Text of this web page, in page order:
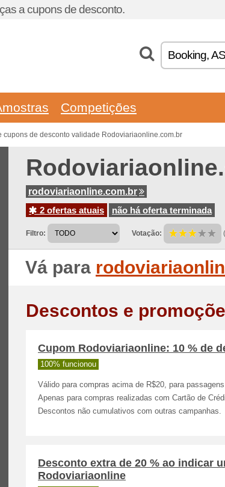
a cupons de desconto.
Competições
cupons de desconto validade Rodoviariaonline.com.br
rodoviariaonline.com.br
2 ofertas atuais
não há oferta terminada
Filtro: Votação:
Vá para
Descontos e
Cupom Rodoviariaonline: 10 % de
100% funcionou
Válido para compras acima de R$20, para
Apenas para compras realizadas com Cartão de
Descontos não cumulativos com outras campanhas.
Desconto extra de 20 % ao indicar
Rodoviariaonline